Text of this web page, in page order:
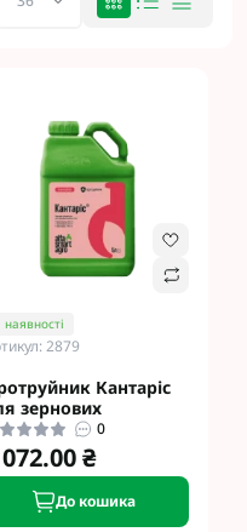
наявності
2879
Кантаріс
зернових
0
₴
До кошика